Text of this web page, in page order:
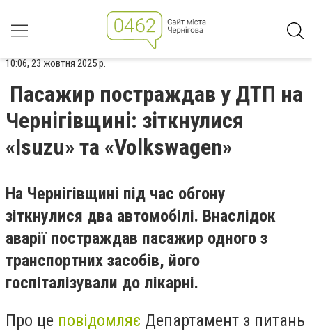
10:06, 23 жовтня 2025 р.
Пасажир постраждав у ДТП на
Чернігівщині: зіткнулися
«Isuzu» та «Volkswagen»
На Чернігівщині під час обгону
зіткнулися два автомобілі. Внаслідок
аварії постраждав пасажир одного з
транспортних засобів, його
госпіталізували до лікарні.
Про це повідомляє Департамент з питань